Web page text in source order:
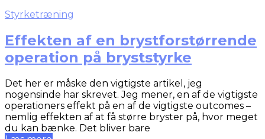
Styrketræning
Effekten af en brystforstørrende
operation på bryststyrke
Det her er måske den vigtigste artikel, jeg
nogensinde har skrevet. Jeg mener, en af de vigtigste
operationers effekt på en af de vigtigste outcomes –
nemlig effekten af at få større bryster på, hvor meget
du kan bænke. Det bliver bare